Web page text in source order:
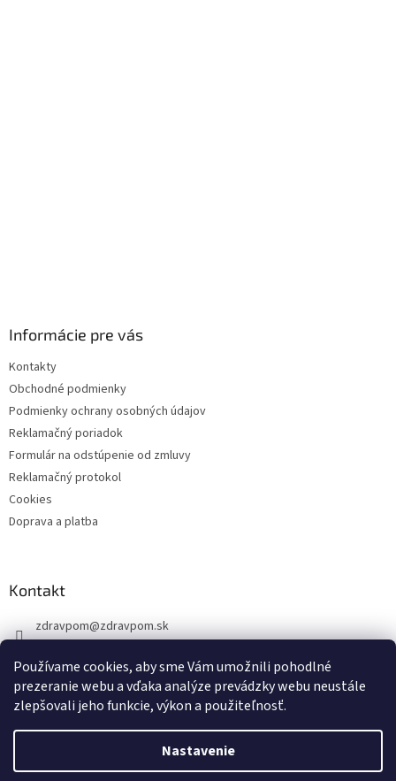
Používame cookies, aby sme Vám umožnili pohodlné
prezeranie webu a vďaka analýze prevádzky webu neustále
zlepšovali jeho funkcie, výkon a použiteľnosť.
Nastavenie
Informácie pre vás
Kontakty
Obchodné podmienky
Podmienky ochrany osobných údajov
Reklamačný poriadok
Formulár na odstúpenie od zmluvy
Reklamačný protokol
Cookies
Doprava a platba
Kontakt
zdravpom@zdravpom.sk
Vytvoril Shoptet